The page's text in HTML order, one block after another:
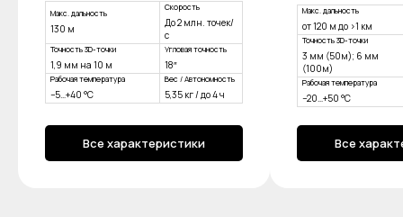
Макс. дальность
130 м
Скорость
До 2 млн. точек/
с
Точность 3D-точки
1,9 мм на 10 м
Угловая точность
18″
Рабочая температура
−5…+40 °C
Вес / Автономность
5,35 кг / до 4 ч
Все характеристики
Макс. дальность
от 120 м до >1 км
Точность 3D-точки
3 мм (50м); 6 мм
(100м)
Рабочая температура
−20…+50 °C
Все